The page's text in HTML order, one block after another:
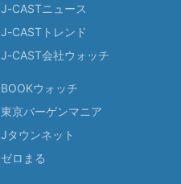
J-CASTニュース
J-CASTトレンド
J-CAST会社ウォッチ
BOOKウォッチ
東京バーゲンマニア
Jタウンネット
ゼロまる